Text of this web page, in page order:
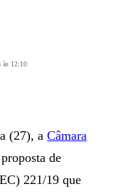
às 12:10
(27), aCâmara
de
221/19 que